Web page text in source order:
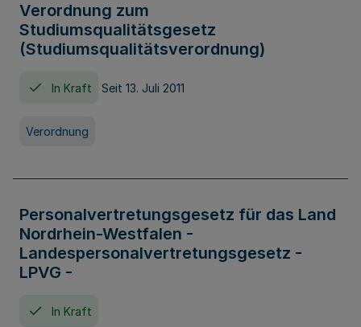
Verordnung zum
Studiumsqualitätsgesetz
(Studiumsqualitätsverordnung)
In Kraft Seit 13. Juli 2011
Verordnung
Personalvertretungsgesetz für das Land
Nordrhein-Westfalen -
Landespersonalvertretungsgesetz -
LPVG -
In Kraft